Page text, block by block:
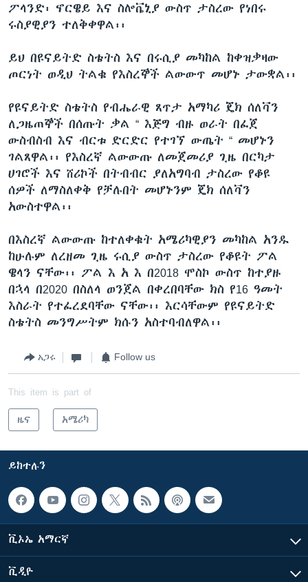
ፖላንድ፡ ኖርዌይ እና ስሎቬኒያ ውስጥ ታስረው የነበሩ
ሩስያዊያን ተለቅቀዋል፡፡
ይህ በዩናይትድ ስቴትስ እና በሩሲያ መካከል ከቀዝቃዛው
ጦርነት ወዲህ ትልቁ የእስረኞች ልውውጥ መሆኑ ታውቋል፡፡
የዩናይትድ ስቴትስ የብሔራዊ ጸጥታ አማካሪ ጄክ ሰለቫን
ለጋዜጠኞች በሰጡት ቃል “ እጅግ ብዙ ወራት በፈጀ
ውስብስብ እና ብርቱ ድርድር የተገኘ ውጤት “ መሆኑን
ገልጸዋል፡፡ የእስረኛ ልውውጡ ለመጀመሪያ ጊዜ በርካታ
ሀገሮች እና ሸሪኮች በትብብር ያለአግባብ ታስረው የቆዩ
ሰዎች ለማስለቀቅ የቻሉበት መሆኑንም ጄክ ሰለቫን
አውስተዋል፡፡
በእስረኛ ልውውጡ ከተለቀቁት አሜሪካዊያን መካከል አንዱ
ከሁሉም ለረዘመ ጊዜ ሩሲያ ውስጥ ታስረው የቆዩት ፖል
ዌላን ናቸው፡፡ ፖል እ አ እ በ2018 ሞስኮ ውስጥ ከተያዙ
በኋላ በ2020 በስለላ ወንጀል በቀረበባቸው ክስ የ16 ዓመት
እስራት የተፈረደባቸው ናቸው፡፡ እርሳቸውም የዩናይትድ
ስቴትስ መንግሥትም ክሱን አስተባብለዋል፡፡
አጋሩ Follow us
This item is part of
ዜና አሜሪካ
ይከተሉን
ቪኦኤ አማርኛ
ቪዲዮ